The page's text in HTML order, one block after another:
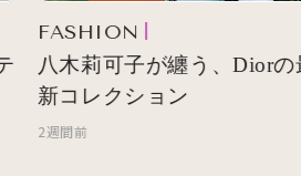
FASHION
八木莉可子が纏う、Diorの最
新コレクション
2週間前